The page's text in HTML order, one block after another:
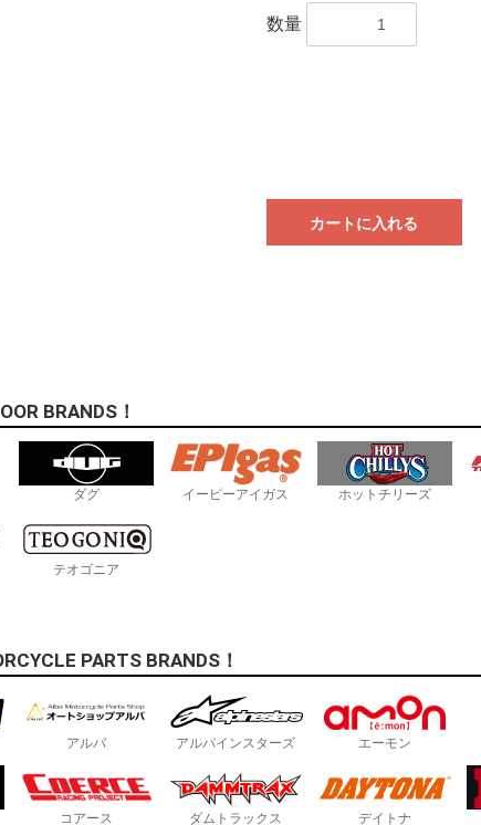
数量
カートに入れる
BRANDS！
ダグ イーピーアイガス ホットチリーズ
テオゴニア
PARTS BRANDS！
アルバ アルパインスターズ エーモン
コアース ダムトラックス デイトナ